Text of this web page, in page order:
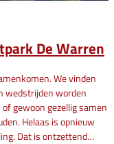
De Warren
We vinden
wedstrijden worden
gewoon gezellig samen
Helaas is opnieuw
Dat is ontzettend…